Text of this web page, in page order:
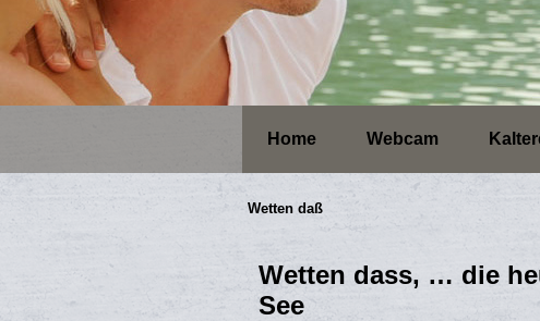
Home Webcam
Wetten daß
Wetten dass, … die
See